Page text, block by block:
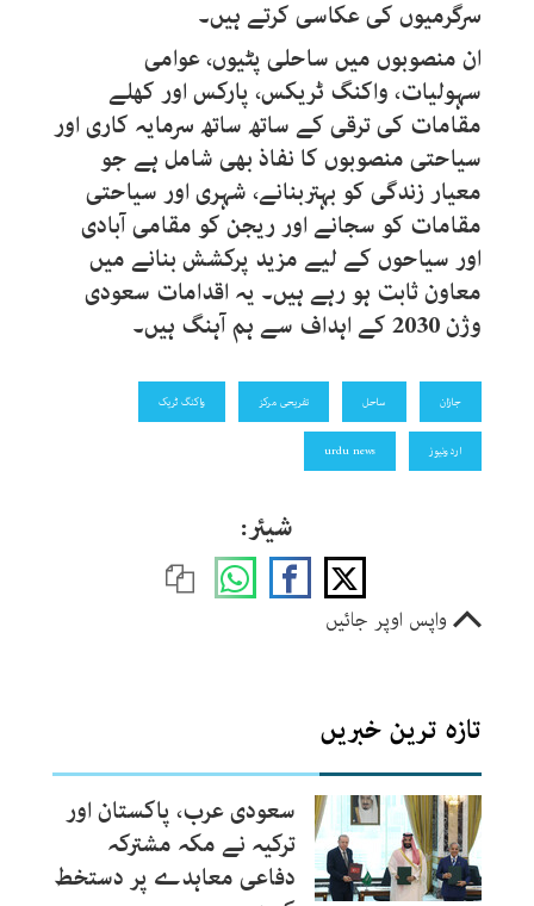
سرگرمیوں کی عکاسی کرتے ہیں۔
ان منصوبوں میں ساحلی پٹیوں، عوامی
سہولیات، واکنگ ٹریکس، پارکس اور کھلے
مقامات کی ترقی کے ساتھ ساتھ سرمایہ کاری اور
سیاحتی منصوبوں کا نفاذ بھی شامل ہے جو
معیار زندگی کو بہتربنانے، شہری اور سیاحتی
مقامات کو سجانے اور ریجن کو مقامی آبادی
اور سیاحوں کے لیے مزید پرکشش بنانے میں
معاون ثابت ہو رہے ہیں۔ یہ اقدامات سعودی
وژن 2030 کے اہداف سے ہم آہنگ ہیں۔
جازان ساحل تفریحی مرکز واکنگ ٹریک
اردونیوز urdu news
شیئر:
واپس اوپر جائیں
تازہ ترین خبریں
سعودی عرب، پاکستان اور
ترکیہ نے مکہ مشترکہ
دفاعی معاہدے پر دستخط